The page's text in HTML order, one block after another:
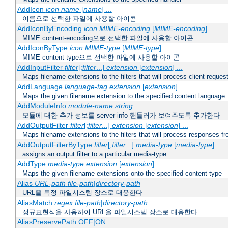
AddIcon icon name[name] ...
이름으로 선택한 파일에 사용할 아이콘
AddIconByEncoding icon MIME-encoding[MIME-encoding] ...
MIME content-encoding으로 선택한 파일에 사용할 아이콘
AddIconByType icon MIME-type[MIME-type] ...
MIME content-type으로 선택한 파일에 사용할 아이콘
AddInputFilter filter[;filter...] extension[extension] ...
Maps filename extensions to the filters that will process client
AddLanguage language-tag extension[extension] ...
Maps the given filename extension to the specified content language
AddModuleInfo module-name string
모듈에 대한 추가 정보를 server-info 핸들러가 보여주도록 추가한다
AddOutputFilter filter[;filter...] extension[extension] ...
Maps filename extensions to the filters that will process responses
AddOutputFilterByType filter[;filter...] media-type[media-type] ...
assigns an output filter to a particular media-type
AddType media-type extension[extension] ...
Maps the given filename extensions onto the specified content type
Alias URL-path file-path|directory-path
URL을 특정 파일시스템 장소로 대응한다
AliasMatch regex file-path|directory-path
정규표현식을 사용하여 URL을 파일시스템 장소로 대응한다
AliasPreservePath OFF|ON